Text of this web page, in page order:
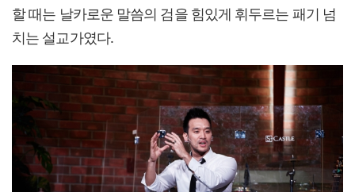
할 때는 날카로운 말씀의 검을 힘있게 휘두르는 패기 넘
치는 설교가였다.